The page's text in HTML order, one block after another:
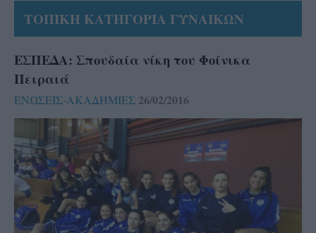
ΤΟΠΙΚΗ ΚΑΤΗΓΟΡΙΑ ΓΥΝΑΙΚΩΝ
ΕΣΠΕΔΑ: Σπουδαία νίκη του Φοίνικα
Πειραιά
ΕΝΩΣΕΙΣ-ΑΚΑΔΗΜΙΕΣ 26/02/2016